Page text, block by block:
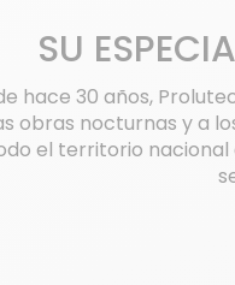
SU
hace 30 años,
obras nocturnas y a
el territorio nacional